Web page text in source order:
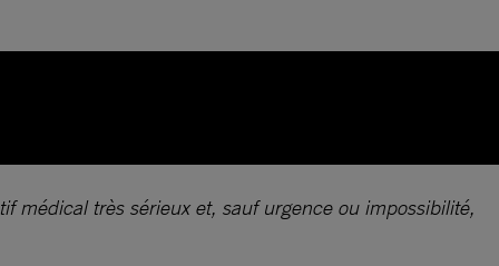
médical très sérieux et, sauf urgence ou impossibilité,